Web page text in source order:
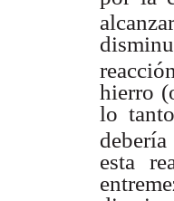
hierro
lo
esta